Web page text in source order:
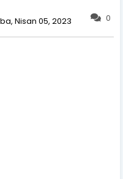
0
Nisan 05, 2023